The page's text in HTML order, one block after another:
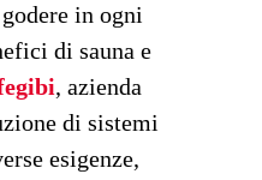
in ogni
di sauna e
, azienda
di sistemi
esigenze,